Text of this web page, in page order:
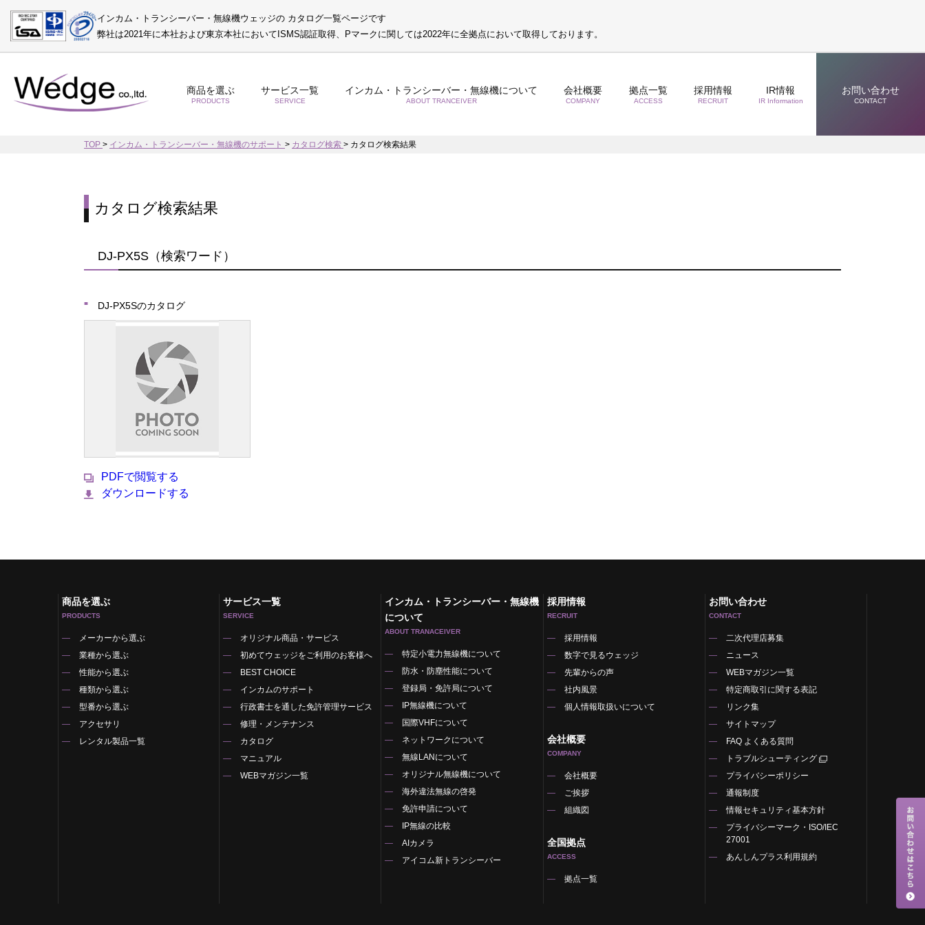
インカム・トランシーバー・無線機ウェッジの カタログ一覧ページです
弊社は2021年に本社および東京本社においてISMS認証取得、Pマークに関しては2022年に全拠点において取得しております。
商品を選ぶ
PRODUCTS
サービス一覧
SERVICE
インカム・トランシーバー・無線機について
ABOUT TRANCEIVER
会社概要
COMPANY
拠点一覧
ACCESS
採用情報
RECRUIT
IR情報
IR Information
お問い合わせ
CONTACT
TOP > インカム・トランシーバー・無線機のサポート > カタログ検索 > カタログ検索結果
カタログ検索結果
DJ-PX5S（検索ワード）
DJ-PX5Sのカタログ
PDFで閲覧する
ダウンロードする
商品を選ぶ
PRODUCTS
メーカーから選ぶ
業種から選ぶ
性能から選ぶ
種類から選ぶ
型番から選ぶ
アクセサリ
レンタル製品一覧
サービス一覧
SERVICE
オリジナル商品・サービス
初めてウェッジをご利用のお客様へ
BEST CHOICE
インカムのサポート
行政書士を通した免許管理サービス
修理・メンテナンス
カタログ
マニュアル
WEBマガジン一覧
インカム・トランシーバー・無線機
について
ABOUT TRANACEIVER
特定小電力無線機について
防水・防塵性能について
登録局・免許局について
IP無線機について
国際VHFについて
ネットワークについて
無線LANについて
オリジナル無線機について
海外違法無線の啓発
免許申請について
IP無線の比較
AIカメラ
アイコム新トランシーバー
採用情報
RECRUIT
採用情報
数字で見るウェッジ
先輩からの声
社内風景
個人情報取扱いについて
会社概要
COMPANY
会社概要
ご挨拶
組織図
全国拠点
ACCESS
拠点一覧
お問い合わせ
CONTACT
二次代理店募集
ニュース
WEBマガジン一覧
特定商取引に関する表記
リンク集
サイトマップ
FAQ よくある質問
トラブルシューティング
プライバシーポリシー
通報制度
情報セキュリティ基本方針
プライバシーマーク・ISO/IEC
27001
あんしんプラス利用規約